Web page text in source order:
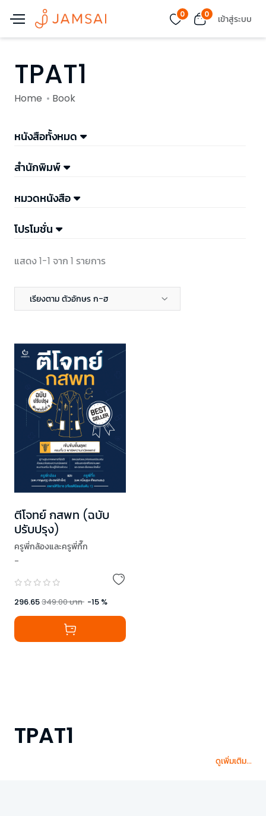
0 0 เข้าสู่ระบบ
TPAT1
Home Book
หนังสือทั้งหมด
สำนักพิมพ์
หมวดหนังสือ
โปรโมชั่น
แสดง 1-1 จาก 1 รายการ
เรียงตาม ตัวอักษร ก-ฮ
ตีโจทย์ กสพท (ฉบับ
ปรับปรุง)
ครูพี่กล้องและครูพี่กึ๊ก
-
296.65349.00บาท -15 %
TPAT1
ดูเพิ่มเติม...